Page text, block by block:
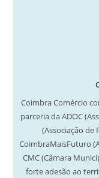
Coimbra Comércio
parceria da ADOC
(Associação de
CoimbraMaisFuturo
CMC (Câmara
forte adesão ao